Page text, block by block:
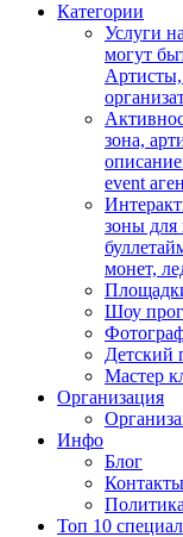
Категории
Услуги
могут
зона,
event
зоны для
монет,
Шоу
Детский
Мастер
Организация
Инфо
Блог
Контакты
Топ 10